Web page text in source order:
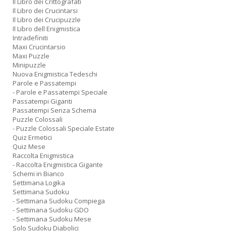
Il Libro dei Crucintarsi
Il Libro dei Crucipuzzle
Il Libro dell Enigmistica
Intradefiniti
Maxi Crucintarsio
Maxi Puzzle
Minipuzzle
Nuova Enigmistica Tedeschi
Parole e Passatempi
- Parole e Passatempi Speciale
Passatempi Giganti
Passatempi Senza Schema
Puzzle Colossali
- Puzzle Colossali Speciale Estate
Quiz Ermetici
Quiz Mese
Raccolta Enigmistica
- Raccolta Enigmistica Gigante
Schemi in Bianco
Settimana Logika
Settimana Sudoku
- Settimana Sudoku Compiega
- Settimana Sudoku GDO
- Settimana Sudoku Mese
Solo Sudoku Diabolici